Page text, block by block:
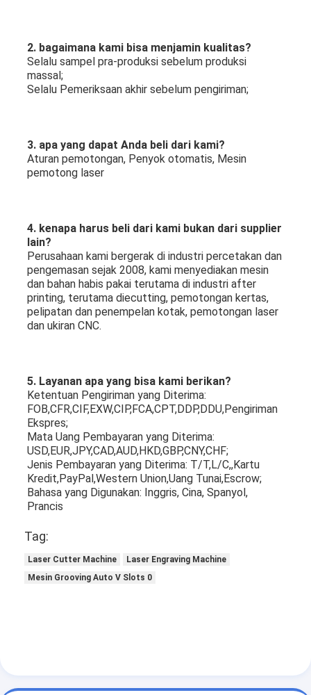
2. bagaimana kami bisa menjamin kualitas?
Selalu sampel pra-produksi sebelum produksi
massal;
Selalu Pemeriksaan akhir sebelum pengiriman;
3. apa yang dapat Anda beli dari kami?
Aturan pemotongan, Penyok otomatis, Mesin
pemotong laser
4. kenapa harus beli dari kami bukan dari supplier
lain?
Perusahaan kami bergerak di industri percetakan dan
pengemasan sejak 2008, kami menyediakan mesin
dan bahan habis pakai terutama di industri after
printing, terutama diecutting, pemotongan kertas,
pelipatan dan penempelan kotak, pemotongan laser
dan ukiran CNC.
5. Layanan apa yang bisa kami berikan?
Ketentuan Pengiriman yang Diterima:
FOB,CFR,CIF,EXW,CIP,FCA,CPT,DDP,DDU,Pengiriman
Ekspres;
Mata Uang Pembayaran yang Diterima:
USD,EUR,JPY,CAD,AUD,HKD,GBP,CNY,CHF;
Jenis Pembayaran yang Diterima: T/T,L/C,,Kartu
Kredit,PayPal,Western Union,Uang Tunai,Escrow;
Bahasa yang Digunakan: Inggris, Cina, Spanyol,
Prancis
Tag:
Laser Cutter Machine
Laser Engraving Machine
Mesin Grooving Auto V Slots 0